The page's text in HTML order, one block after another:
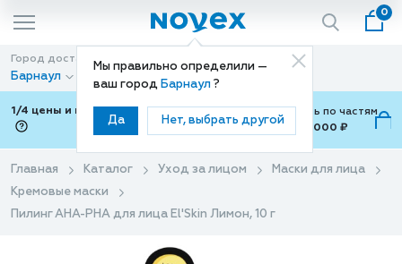
Мы правильно определили —
ваш город Барнаул ?
Да Нет, выбрать другой
0
Город доставки
Барнаул
Способ доставки
Доставка
1/4 цены и покупки ваши с Подели
Можно оплатить по частям
от 700 ₽ до 15,000 ₽
Главная Каталог Уход за лицом
Маски для лица
Кремовые маски
Пилинг AНА-РHA для лица El'Skin Лимон, 10 г